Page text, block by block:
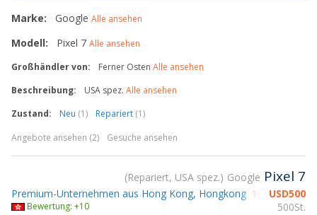
Marke: Google Alle ansehen
Modell: Pixel 7 Alle ansehen
Großhändler von:
Ferner Osten Alle ansehen
Beschreibung:
USA spez. Alle ansehen
Zustand:
Neu (1) Repariert (1)
Angebote ansehen (2)
Gesuche ansehen
Repariert, USA spez. Google Pixel 7
USD500
500St.
Premium-Unternehmen aus Hong Kong, Hongkong Teilnahme
Bewertung: +10